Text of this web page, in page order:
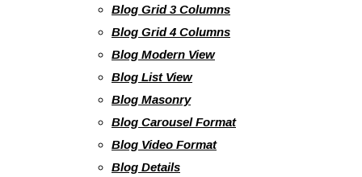
Blog Grid 3 Columns
Blog Grid 4 Columns
Blog Modern View
Blog List View
Blog Masonry
Blog Carousel Format
Blog Video Format
Blog Details